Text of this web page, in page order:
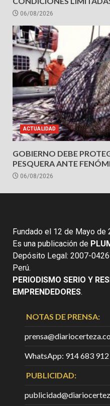
06/08/2026
ACTUALIDAD
GOBIERNO DEBE
PESQUERA ANTE
06/08/2026
Fundado el 12 de Mayo de
Es una publicación de
Depósito Legal: 2007-
Perú.
PERIODISMO SERIO Y
EMPRENDEDORES.
NOTAS DE PRENSA:
WhatsApp: 914 683 912
PUBLICIDAD: